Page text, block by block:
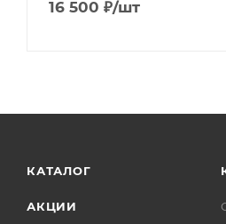
16 500 ₽/шт
КАТАЛОГ
АКЦИИ